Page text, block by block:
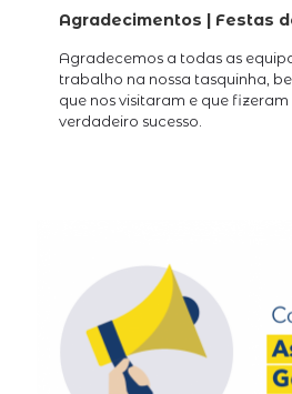
Agradecimentos | Festas
Agradecemos a todas as
trabalho na nossa tasquinha,
que nos visitaram e que
verdadeiro sucesso.